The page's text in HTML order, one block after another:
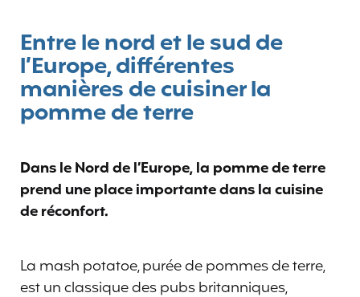
Entre le nord et le sud de
l’Europe, différentes
manières de cuisiner la
pomme de terre
Dans le Nord de l’Europe, la pomme de terre
prend une place importante dans la cuisine
de réconfort.
La mash potatoe, purée de pommes de terre,
est un classique des pubs britanniques,